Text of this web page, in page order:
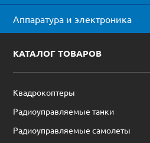
Аппаратура и электроника
КАТАЛОГ ТОВАРОВ
Квадрокоптеры
Радиоуправляемые танки
Радиоуправляемые самолеты